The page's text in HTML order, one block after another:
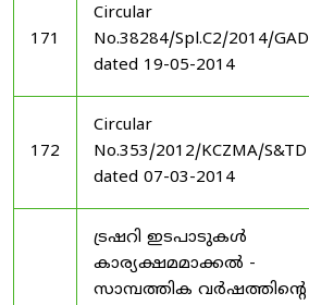
171
Circular
No.38284/Spl.C2/2014/GAD
dated 19-05-2014
172
Circular
No.353/2012/KCZMA/S&TD
dated 07-03-2014
ട്രഷറി ഇടപാടുകൾ
കാര്യക്ഷമമാക്കൽ -
സാമ്പത്തിക വർഷത്തിന്റെ